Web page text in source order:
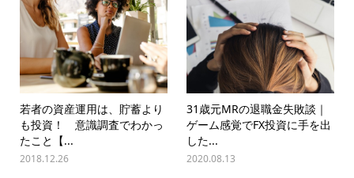
若者の資産運用は、貯蓄より
も投資！ 意識調査でわかっ
たこと【...
2018.12.26
31歳元MRの退職金失敗談｜
ゲーム感覚でFX投資に手を出
した...
2020.08.13